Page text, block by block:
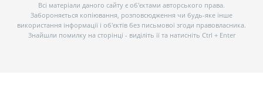
Всі матеріали даного сайту є об’єктами авторського права.
Забороняється копіювання, розповсюдження чи будь-яке інше
використання інформації і об’єктів без письмової згоди правовласника.
Знайшли помилку на сторінці - виділіть її та натисніть Ctrl + Enter